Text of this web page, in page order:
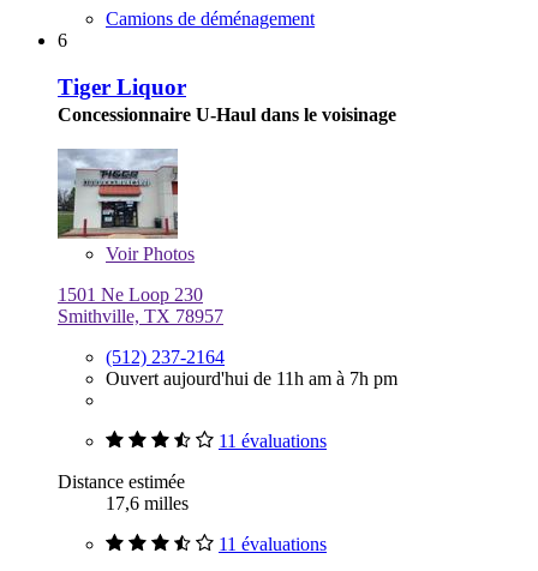
Camions de déménagement
6
Tiger Liquor
Concessionnaire U-Haul dans le voisinage
VoirPhotos
1501 Ne Loop 230
Smithville, TX 78957
(512) 237-2164
Ouvert aujourd'hui de 11h am à 7h pm
11 évaluations
Distance estimée
17,6 milles
11 évaluations